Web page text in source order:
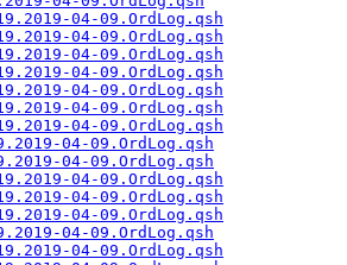
04-09.OrdLog.qsh
04-09.OrdLog.qsh
04-09.OrdLog.qsh
04-09.OrdLog.qsh
04-09.OrdLog.qsh
04-09.OrdLog.qsh
04-09.OrdLog.qsh
04-09.OrdLog.qsh
04-09.OrdLog.qsh
04-09.OrdLog.qsh
04-09.OrdLog.qsh
04-09.OrdLog.qsh
04-09.OrdLog.qsh
04-09.OrdLog.qsh